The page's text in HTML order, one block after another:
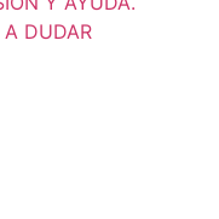
DUDAR